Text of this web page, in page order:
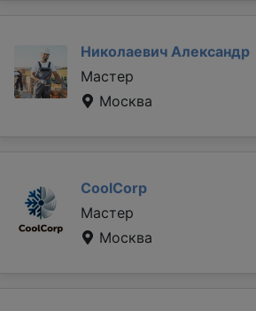
Николаевич Александр
Мастер
Москва
CoolCorp
Мастер
Москва